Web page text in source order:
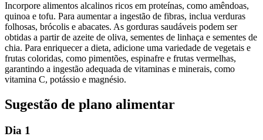
Incorpore alimentos alcalinos ricos em proteínas, como amêndoas,
quinoa e tofu. Para aumentar a ingestão de fibras, inclua verduras
folhosas, brócolis e abacates. As gorduras saudáveis podem ser
obtidas a partir de azeite de oliva, sementes de linhaça e sementes de
chia. Para enriquecer a dieta, adicione uma variedade de vegetais e
frutas coloridas, como pimentões, espinafre e frutas vermelhas,
garantindo a ingestão adequada de vitaminas e minerais, como
vitamina C, potássio e magnésio.
Sugestão de plano alimentar
Dia 1